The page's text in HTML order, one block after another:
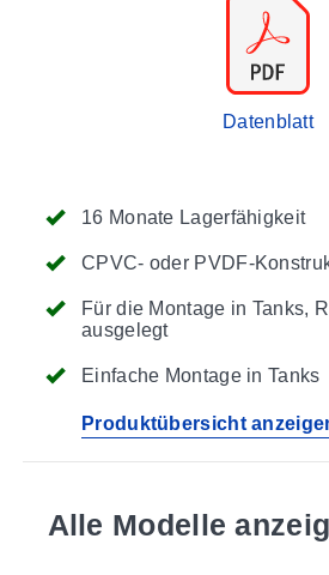
16 Monate Lagerfähigkeit
CPVC- oder PVDF-
Für die Montage in Tanks,
ausgelegt
Einfache Montage in Tanks
Produktübersicht
Datenblatt
Alle Modelle